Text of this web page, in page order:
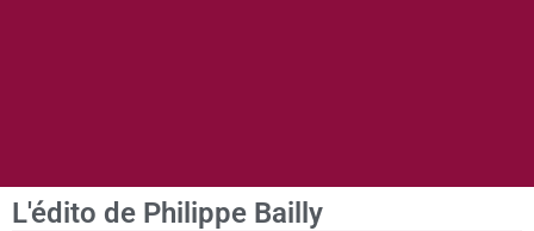
L'édito de Philippe Bailly